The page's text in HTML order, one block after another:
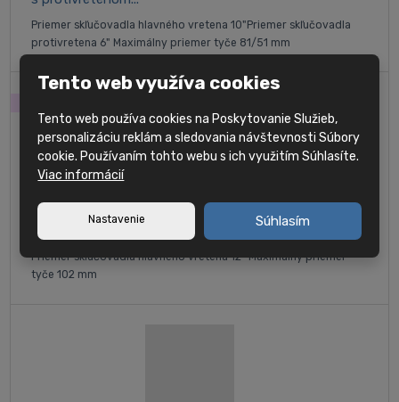
Priemer skľučovadla hlavného vretena 10" ​​​Priemer skľučovadla
protivretena 6" Maximálny priemer tyče 81/51 mm
Hyundai WIA HD3100Y - CNC sústružnícke centrum s
osou Y
Priemer skľučovadla hlavného vretena 12" Maximálny priemer
tyče 102 mm
Tento web využíva cookies
Tento web používa cookies na Poskytovanie Služieb,
personalizáciu reklám a sledovania návštevnosti Súbory
cookie. Používaním tohto webu s ich využitím Súhlasíte.
Viac informácií
Nastavenie Súhlasím